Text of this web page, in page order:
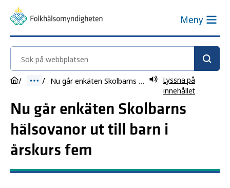
Meny
Sök på webbplatsen
Nu går enkäten Skolbarns hälsovanor ut till barn i årskurs fem
Lyssna på
innehållet
Nu går enkäten Skolbarns
hälsovanor ut till barn i
årskurs fem